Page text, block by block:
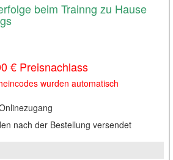
beim Trainng zu Hause
€ Preisnachlass
wurden automatisch
nach der Bestellung versendet